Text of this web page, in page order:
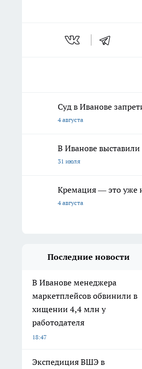
Суд в Иванове
4 августа
В Иванове
31 июля
Кремация — это уже
4 августа
Последние новости
В Иванове менеджера
маркетплейсов обвинили в
хищении 4,4 млн у
работодателя
18:47
Экспедиция ВШЭ в